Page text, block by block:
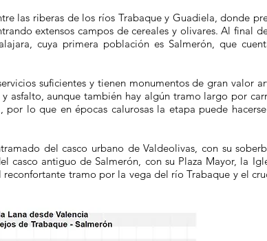
las riberas de los ríos Trabaque y Guadiela, donde
extensos campos de cereales y olivares. Al final
cuya primera población es Salmerón, que
suficientes y tienen monumentos de gran valor
asfalto, aunque también hay algún tramo largo por
lo que en épocas calurosas la etapa puede
del casco urbano de Valdeolivas, con su
antiguo de Salmerón, con su Plaza Mayor, la
tramo por la vega del río Trabaque y el